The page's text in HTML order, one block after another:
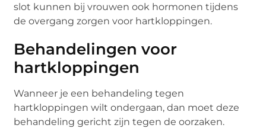
slot kunnen bij vrouwen ook hormonen tijdens
de overgang zorgen voor hartkloppingen.
Behandelingen voor
hartkloppingen
Wanneer je een behandeling tegen
hartkloppingen wilt ondergaan, dan moet deze
behandeling gericht zijn tegen de oorzaken.